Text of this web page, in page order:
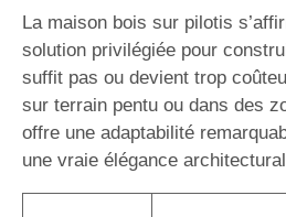
La maison bois sur pilotis
solution privilégiée pour
suffit pas ou devient trop
sur terrain pentu ou dans des
offre une adaptabilité
une vraie élégance